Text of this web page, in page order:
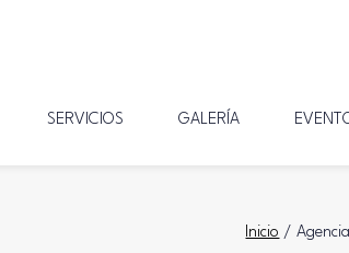
SERVICIOS GALERÍA
Inicio /